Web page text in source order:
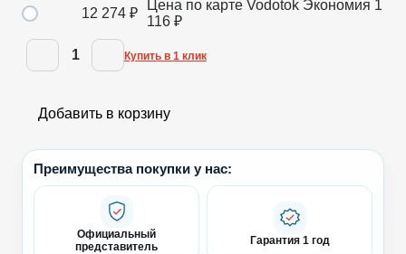
12 274 ₽
Цена по карте Vodotok Экономия 1
116 ₽
1 Купить в 1 клик
Добавить в корзину
Преимущества покупки у нас:
Официальный
представитель
Гарантия 1 год